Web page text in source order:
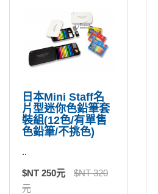
日本Mini Staff名
片型迷你色鉛筆套
裝組(12色/有單售
色鉛筆/不挑色)
..
$NT 250元
$NT 320
元